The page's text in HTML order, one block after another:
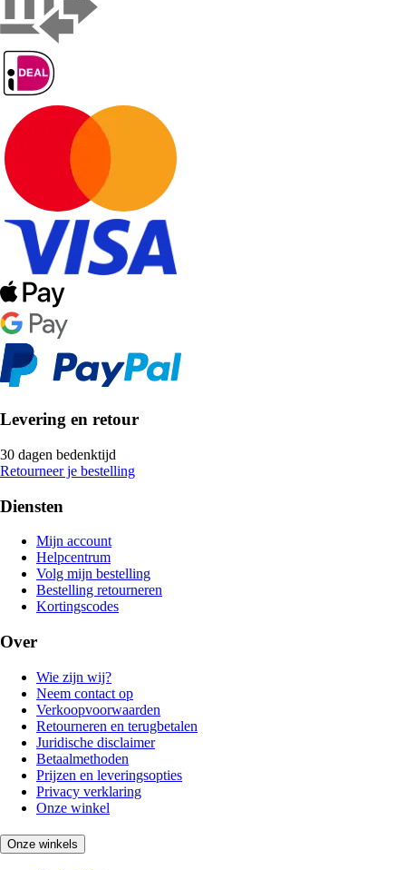
Levering en retour
30 dagen bedenktijd
Retourneer je bestelling
Diensten
Mijn account
Helpcentrum
Volg mijn bestelling
Bestelling retourneren
Kortingscodes
Over
Wie zijn wij?
Neem contact op
Verkoopvoorwaarden
Retourneren en terugbetalen
Juridische disclaimer
Betaalmethoden
Prijzen en leveringsopties
Privacy verklaring
Onze winkel
Onze winkels